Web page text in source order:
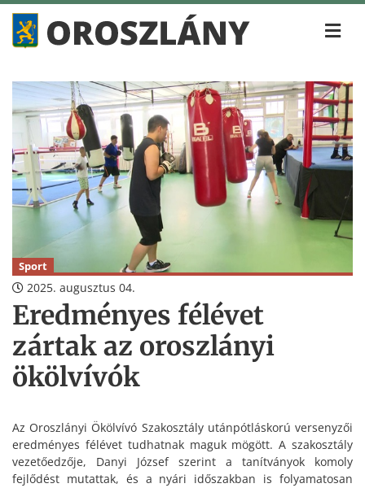
Sport
2025. augusztus 04.
Eredményes félévet
zártak az oroszlányi
ökölvívók
Az Oroszlányi Ökölvívó Szakosztály utánpótláskorú versenyzői
eredményes félévet tudhatnak maguk mögött. A szakosztály
vezetőedzője, Danyi József szerint a tanítványok komoly
fejlődést mutattak, és a nyári időszakban is folyamatosan